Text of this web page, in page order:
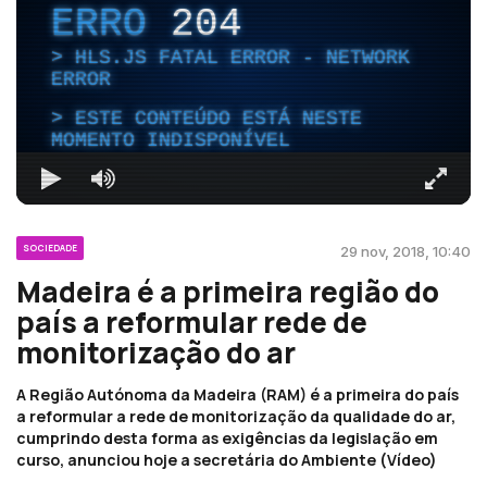
ERRO204
HLS.JS FATAL ERROR - NETWORK
ERROR
ESTE CONTEÚDO ESTÁ NESTE
MOMENTO INDISPONÍVEL
SOCIEDADE 29 nov, 2018, 10:40
Madeira é a primeira região do
país a reformular rede de
monitorização do ar
A Região Autónoma da Madeira (RAM) é a primeira do país
a reformular a rede de monitorização da qualidade do ar,
cumprindo desta forma as exigências da legislação em
curso, anunciou hoje a secretária do Ambiente (Vídeo)